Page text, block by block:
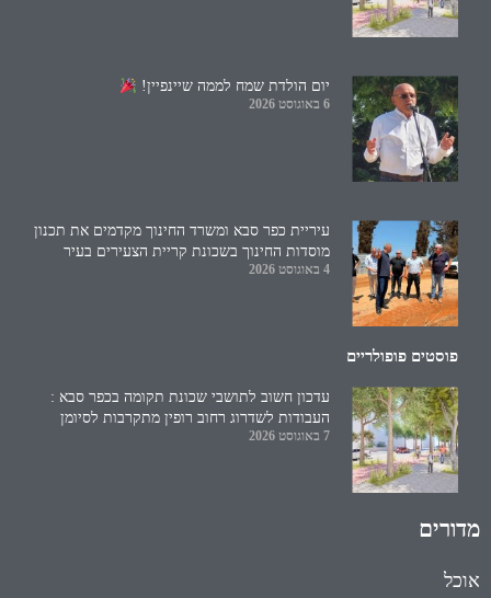
יום הולדת שמח לממה שיינפיין!
6 באוגוסט 2026
עיריית כפר סבא ומשרד החינוך מקדמים את תכנון
מוסדות החינוך בשכונת קריית הצעירים בעיר
4 באוגוסט 2026
פוסטים פופולריים
עדכון חשוב לתושבי שכונת תקומה בכפר סבא :
העבודות לשדרוג רחוב רופין מתקרבות לסיומן
7 באוגוסט 2026
מדורים
אוכל